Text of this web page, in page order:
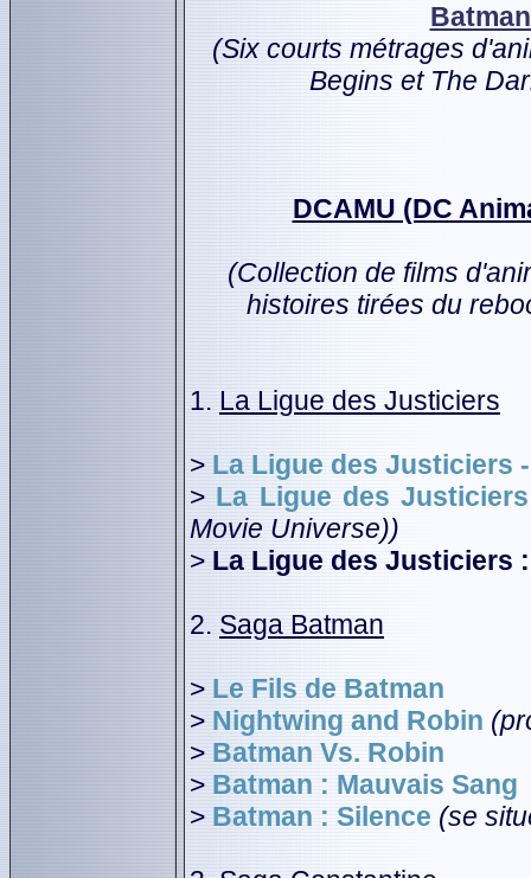
(Six courts métrages
Begins et The
DCAMU (DC
(Collection de films
histoires tirées du
1. La Ligue des Justiciers
> La Ligue des Justiciers
> La Ligue des
Movie Universe))
> La Ligue des Justiciers
2. Saga Batman
> Le Fils de Batman
> Nightwing and Robin
> Batman Vs. Robin
> Batman : Mauvais Sang
> Batman : Silence (se